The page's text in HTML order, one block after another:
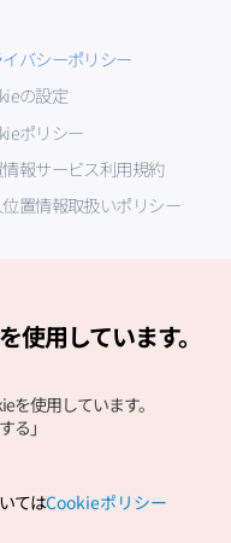
イバシーポリシー
の設定
ポリシー
報サービス利用規約
置情報取扱いポリシー
All Rights
用しています。
を使用しています。
る」
てはCookieポリシー